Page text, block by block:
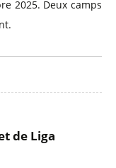
2025. Deux camps
de Liga